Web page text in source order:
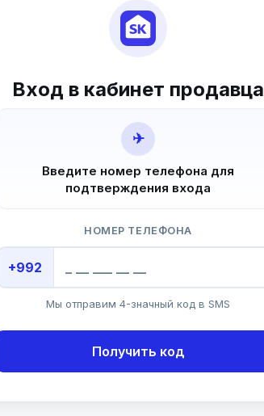
Вход в кабинет продавца
✈
Введите номер телефона для
подтверждения входа
НОМЕР ТЕЛЕФОНА
+992
Мы отправим 4-значный код в SMS
Получить код